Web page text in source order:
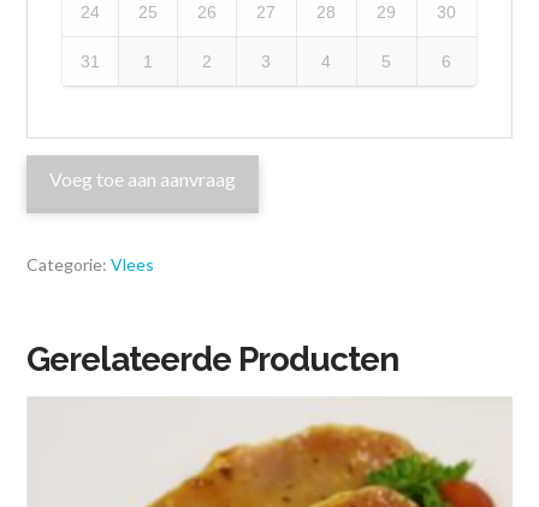
24 25 26 27 28 29 30
31 1 2 3 4 5 6
Voeg toe aan aanvraag
Categorie:Vlees
Gerelateerde Producten